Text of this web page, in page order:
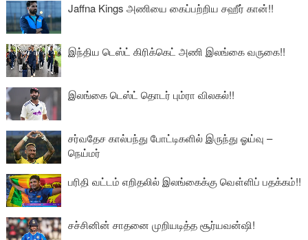
Jaffna Kings அணியை கைப்பற்றிய சஹீர் கான்!!
இந்திய டெஸ்ட் கிரிக்கெட் அணி இலங்கை வருகை!!
இலங்கை டெஸ்ட் தொடர் பும்ரா விலகல்!!
சர்வதேச கால்பந்து போட்டிகளில் இருந்து ஓய்வு –
நெய்மர்
பரிதி வட்டம் எறிதலில் இலங்கைக்கு வௌ்ளிப் பதக்கம்!!
சச்சினின் சாதனை முறியடித்த சூர்யவன்ஷி!